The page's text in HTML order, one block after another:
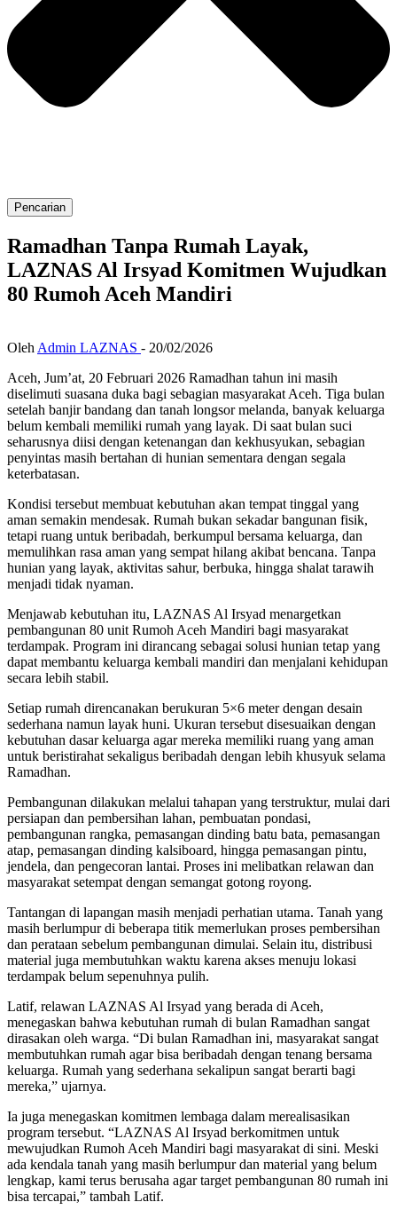
Pencarian
Ramadhan Tanpa Rumah Layak,
LAZNAS Al Irsyad Komitmen Wujudkan
80 Rumoh Aceh Mandiri
Oleh Admin LAZNAS - 20/02/2026
Aceh, Jum’at, 20 Februari 2026 Ramadhan tahun ini masih
diselimuti suasana duka bagi sebagian masyarakat Aceh. Tiga bulan
setelah banjir bandang dan tanah longsor melanda, banyak keluarga
belum kembali memiliki rumah yang layak. Di saat bulan suci
seharusnya diisi dengan ketenangan dan kekhusyukan, sebagian
penyintas masih bertahan di hunian sementara dengan segala
keterbatasan.
Kondisi tersebut membuat kebutuhan akan tempat tinggal yang
aman semakin mendesak. Rumah bukan sekadar bangunan fisik,
tetapi ruang untuk beribadah, berkumpul bersama keluarga, dan
memulihkan rasa aman yang sempat hilang akibat bencana. Tanpa
hunian yang layak, aktivitas sahur, berbuka, hingga shalat tarawih
menjadi tidak nyaman.
Menjawab kebutuhan itu, LAZNAS Al Irsyad menargetkan
pembangunan 80 unit Rumoh Aceh Mandiri bagi masyarakat
terdampak. Program ini dirancang sebagai solusi hunian tetap yang
dapat membantu keluarga kembali mandiri dan menjalani kehidupan
secara lebih stabil.
Setiap rumah direncanakan berukuran 5×6 meter dengan desain
sederhana namun layak huni. Ukuran tersebut disesuaikan dengan
kebutuhan dasar keluarga agar mereka memiliki ruang yang aman
untuk beristirahat sekaligus beribadah dengan lebih khusyuk selama
Ramadhan.
Pembangunan dilakukan melalui tahapan yang terstruktur, mulai dari
persiapan dan pembersihan lahan, pembuatan pondasi,
pembangunan rangka, pemasangan dinding batu bata, pemasangan
atap, pemasangan dinding kalsiboard, hingga pemasangan pintu,
jendela, dan pengecoran lantai. Proses ini melibatkan relawan dan
masyarakat setempat dengan semangat gotong royong.
Tantangan di lapangan masih menjadi perhatian utama. Tanah yang
masih berlumpur di beberapa titik memerlukan proses pembersihan
dan perataan sebelum pembangunan dimulai. Selain itu, distribusi
material juga membutuhkan waktu karena akses menuju lokasi
terdampak belum sepenuhnya pulih.
Latif, relawan LAZNAS Al Irsyad yang berada di Aceh,
menegaskan bahwa kebutuhan rumah di bulan Ramadhan sangat
dirasakan oleh warga. “Di bulan Ramadhan ini, masyarakat sangat
membutuhkan rumah agar bisa beribadah dengan tenang bersama
keluarga. Rumah yang sederhana sekalipun sangat berarti bagi
mereka,” ujarnya.
Ia juga menegaskan komitmen lembaga dalam merealisasikan
program tersebut. “LAZNAS Al Irsyad berkomitmen untuk
mewujudkan Rumoh Aceh Mandiri bagi masyarakat di sini. Meski
ada kendala tanah yang masih berlumpur dan material yang belum
lengkap, kami terus berusaha agar target pembangunan 80 rumah ini
bisa tercapai,” tambah Latif.